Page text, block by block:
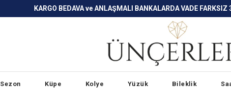
BANKALARDA VADE FARKSIZ 3
Küpe Kolye Yüzük Bileklik